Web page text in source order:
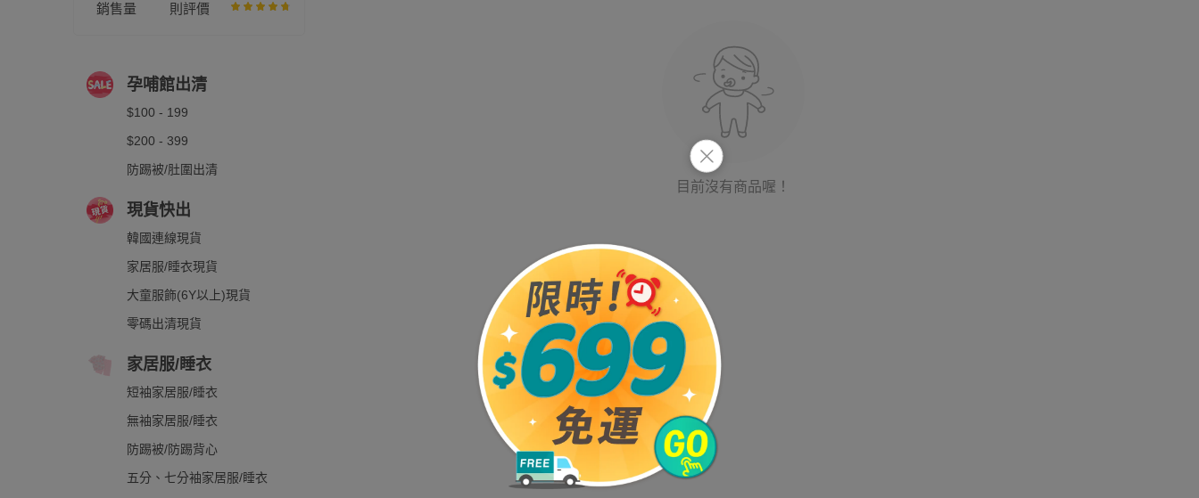
銷售量 則評價
孕哺館出清
$100 - 199
$200 - 399
防踢被/肚圍出清
現貨快出
韓國連線現貨
家居服/睡衣現貨
大童服飾(6Y以上)現貨
零碼出清現貨
家居服/睡衣
短袖家居服/睡衣
無袖家居服/睡衣
防踢被/防踢背心
五分、七分袖家居服/睡衣
目前沒有商品喔！